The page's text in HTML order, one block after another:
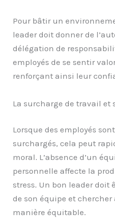
Pour bâtir un
leader doit donner de
délégation de
employés de se sentir
renforçant ainsi leur
La surcharge de travail et
Lorsque des employés
surchargés, cela peut
moral. L’absence d’un
personnelle affecte la
stress. Un bon leader
de son équipe et
manière équitable.